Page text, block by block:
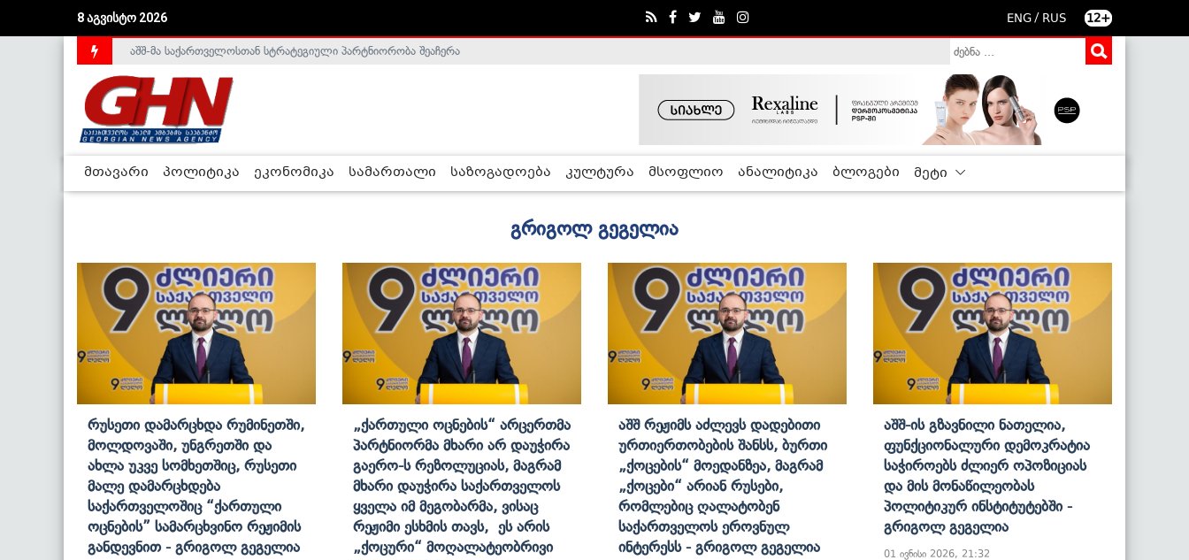
8 აგვისტო 2026 ENG / RUS 12+
საქართველოს დე-ფაქტო მთავრობა არალეგიტიმურია - ჰელსინკის კომისია
აშშ-მა საქართველოსთან სტრატეგიული პარტნიორობა შეაჩერა
მთავარი პოლიტიკა ეკონომიკა სამართალი საზოგადოება კულტურა მსოფლიო ანალიტიკა ბლოგები მეტი
გრიგოლ გეგელია
Რუსეთი Დამარცხდა Რუმინეთში,
Მოლდოვაში, Უნგრეთში Და
Ახლა Უკვე Სომხეთშიც, Რუსეთი
Მალე Დამარცხდება
Საქართველოშიც “ქართული
Ოცნების” Სამარცხვინო Რეჟიმის
Განდევნით - Გრიგოლ Გეგელია
„ქართული Ოცნების“ Არცერთმა
Პარტნიორმა Მხარი Არ Დაუჭირა
Გაერო-Ს Რეზოლუციას, Მაგრამ
Მხარი Დაუჭირა Საქართველოს
Ყველა Იმ Მეგობარმა, Ვისაც
Რეჟიმი Ესხმის Თავს, Ეს Არის
„ქოცური“ Მოღალატეობრივი
Აშშ Რეჟიმს Აძლევს Დადებითი
Ურთიერთობების Შანსს, Ბურთი
„ქოცების“ Მოედანზეა, Მაგრამ
„ქოცები“ Არიან Რუსები,
Რომლებიც Ღალატობენ
Საქართველოს Ეროვნულ
Ინტერესს - Გრიგოლ Გეგელია
Აშშ-Ის Გზავნილი Ნათელია,
Ფუნქციონალური Დემოკრატია
Საჭიროებს Ძლიერ Ოპოზიციას
Და Მის Მონაწილეობას
Პოლიტიკურ Ინსტიტუტებში -
Გრიგოლ Გეგელია
01 ივნისი 2026, 21:32